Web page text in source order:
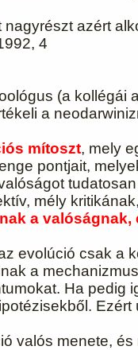
azért
4
(a kollégái
a
mítoszt, mely
pontjait,
mély
a
evolúció csak a
a
Ha
valós menete, és